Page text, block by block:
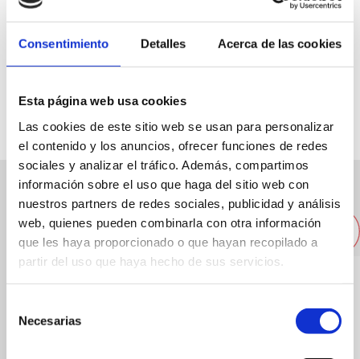
Consentimiento Detalles Acerca de las cookies
Esta página web usa cookies
Las cookies de este sitio web se usan para personalizar
el contenido y los anuncios, ofrecer funciones de redes
sociales y analizar el tráfico. Además, compartimos
información sobre el uso que haga del sitio web con
nuestros partners de redes sociales, publicidad y análisis
web, quienes pueden combinarla con otra información
que les haya proporcionado o que hayan recopilado a
partir del uso que haya hecho de sus servicios.
Necesarias
Other nearby restaurants